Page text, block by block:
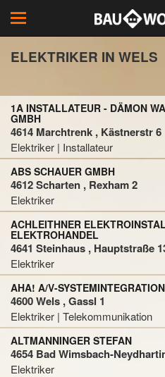
Toggle
navigation
ELEKTRIKER IN WELS
1A INSTALLATEUR - DÄMON
GMBH
4614 Marchtrenk , Kästnerstr 6
Elektriker | Installateur
ABS SCHAUER GMBH
4612 Scharten , Rexham 2
Elektriker
ACHLEITHNER
ELEKTROHANDEL
4641 Steinhaus , Hauptstraße
Elektriker
AHA! A/V-
4600 Wels , Gassl 1
Elektriker | Telekommunikation
ALTMANNINGER STEFAN
4654 Bad Wimsbach-
Elektriker